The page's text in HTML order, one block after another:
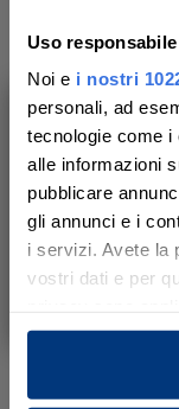
Uso
Noi e i nostri
personali, ad
tecnologie come
alle informazioni
pubblicare
gli annunci e i
i servizi. Avete la
vostri dati e per
in cui avete
modificare o
momento dalla
Locandina
Ultime news
Il
asta
Ti aiutiamo a
partecipare
Con noi,
Scopri il